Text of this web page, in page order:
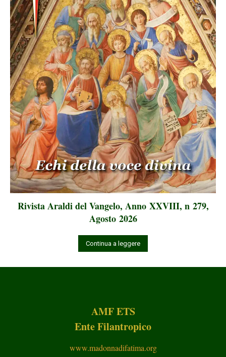
Rivista Araldi del Vangelo, Anno XXVIII, n 279,
Agosto 2026
Continua a leggere
AMF ETS
Ente Filantropico
www.madonnadifatima.org